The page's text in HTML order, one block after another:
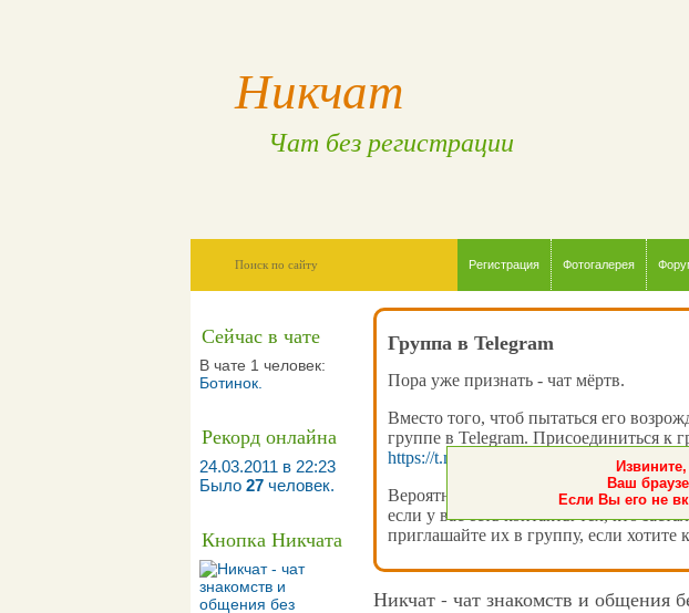
Никчат
Чат без регистрации
Регистрация Фотогалерея
Сейчас в чате
В чате 1 человек:
Ботинок
Рекорд онлайна
24.03.2011 в 22:23
Было 27 человек.
Кнопка Никчата
Группа в Telegram
Пора уже признать - чат мёртв.
Вместо того, чтоб пытаться его
группе в Telegram. Присоединиться к
https://t.me/nik_chat_net
Вероятней всего, когда вы туда
если у вас есть контакты тех, кто
приглашайте их в группу, если хотите
Никчат - чат знакомств и общения
Ваш
Если Вы его не